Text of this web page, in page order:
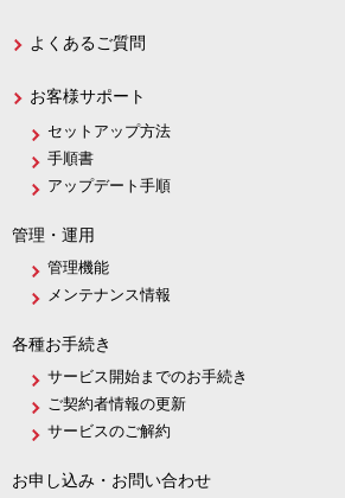
よくあるご質問
お客様サポート
セットアップ方法
手順書
アップデート手順
管理・運用
管理機能
メンテナンス情報
各種お手続き
サービス開始までのお手続き
ご契約者情報の更新
サービスのご解約
お申し込み・お問い合わせ